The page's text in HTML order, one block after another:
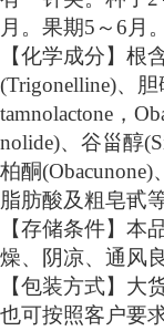
月。果期5～6月。
【化学成分】根
(Trigonelline)、
tamnolactone，
nolide)、谷甾醇
柏酮(Obacunone)
脂肪酸及粗皂甙等
【存储条件】本
燥、阴凉、通风
【包装方式】大
也可按照客户要